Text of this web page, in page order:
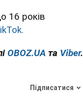
16 років
OBOZ.UA та Viber.
Підписатися